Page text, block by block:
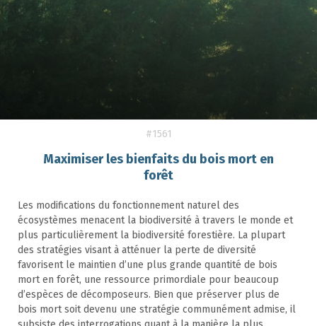
#1561
Maximiser les bienfaits du bois mort en
forêt
Les modifications du fonctionnement naturel des
écosystèmes menacent la biodiversité à travers le monde et
plus particulièrement la biodiversité forestière. La plupart
des stratégies visant à atténuer la perte de diversité
favorisent le maintien d’une plus grande quantité de bois
mort en forêt, une ressource primordiale pour beaucoup
d’espèces de décomposeurs. Bien que préserver plus de
bois mort soit devenu une stratégie communément admise, il